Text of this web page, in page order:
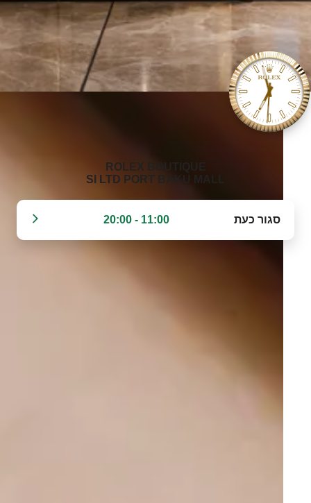
‭ROLEX BOUTIQUE
SI LTD PORT BAKU MALL‬
סגור כעת 11:00 - 20:00